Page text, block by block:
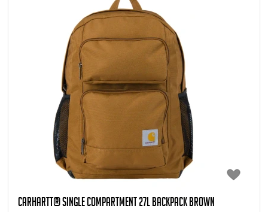
CARHARTT® SINGLE COMPARTMENT 27L BACKPACK BROWN